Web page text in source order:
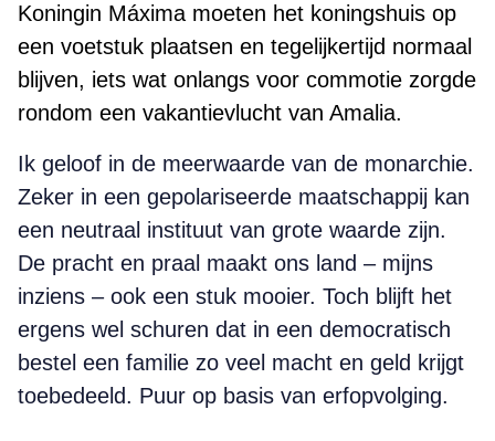
Koningin Máxima moeten het koningshuis op
een voetstuk plaatsen en tegelijkertijd normaal
blijven, iets wat onlangs voor commotie zorgde
rondom een vakantievlucht van Amalia.
Ik geloof in de meerwaarde van de monarchie.
Zeker in een gepolariseerde maatschappij kan
een neutraal instituut van grote waarde zijn.
De pracht en praal maakt ons land – mijns
inziens – ook een stuk mooier. Toch blijft het
ergens wel schuren dat in een democratisch
bestel een familie zo veel macht en geld krijgt
toebedeeld. Puur op basis van erfopvolging.